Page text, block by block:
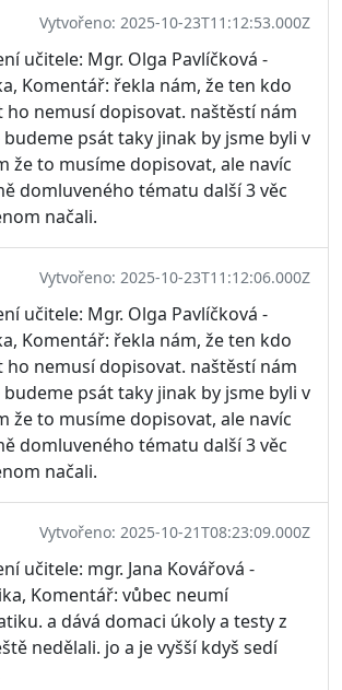
Vytvořeno: 2025-10-23T11:12:53.000Z
učitele: Mgr. Olga Pavlíčková -
Komentář: řekla nám, že ten kdo
ho nemusí dopisovat. naštěstí nám
budeme psát taky jinak by jsme byli v
že to musíme dopisovat, ale navíc
domluveného tématu další 3 věc
načali.
Vytvořeno: 2025-10-23T11:12:06.000Z
učitele: Mgr. Olga Pavlíčková -
Komentář: řekla nám, že ten kdo
ho nemusí dopisovat. naštěstí nám
budeme psát taky jinak by jsme byli v
že to musíme dopisovat, ale navíc
domluveného tématu další 3 věc
načali.
Vytvořeno: 2025-10-21T08:23:09.000Z
učitele: mgr. Jana Kovářová -
Komentář: vůbec neumí
a dává domaci úkoly a testy z
nedělali. jo a je vyšší kdyš sedí